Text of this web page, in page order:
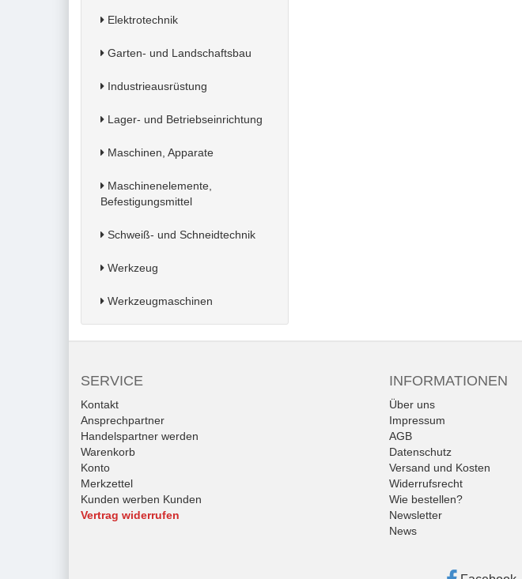
Elektrotechnik
Garten- und Landschaftsbau
Industrieausrüstung
Lager- und Betriebseinrichtung
Maschinen, Apparate
Maschinenelemente,
Befestigungsmittel
Schweiß- und Schneidtechnik
Werkzeug
Werkzeugmaschinen
SERVICE
Kontakt
Ansprechpartner
Handelspartner werden
Warenkorb
Konto
Merkzettel
Kunden werben Kunden
Vertrag widerrufen
INFORMATIONEN
Über uns
Impressum
AGB
Datenschutz
Versand und Kosten
Widerrufsrecht
Wie bestellen?
Newsletter
News